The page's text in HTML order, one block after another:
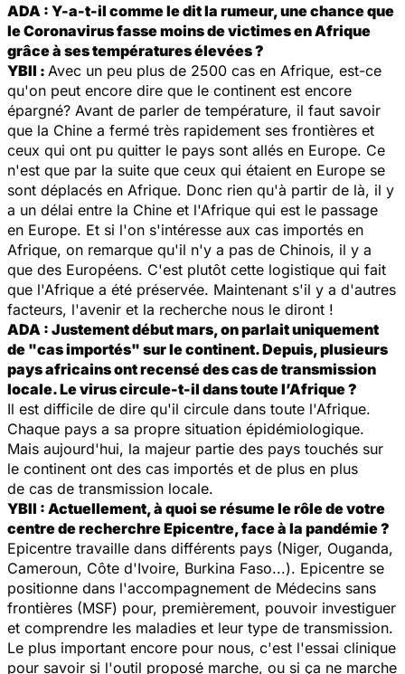
ADA : Y-a-t-il comme le dit la rumeur, une chance que
le Coronavirus fasse moins de victimes en Afrique
grâce à ses températures élevées ?
YBII : Avec un peu plus de 2500 cas en Afrique, est-ce
qu'on peut encore dire que le continent est encore
épargné? Avant de parler de température, il faut savoir
que la Chine a fermé très rapidement ses frontières et
ceux qui ont pu quitter le pays sont allés en Europe. Ce
n'est que par la suite que ceux qui étaient en Europe se
sont déplacés en Afrique. Donc rien qu'à partir de là, il y
a un délai entre la Chine et l'Afrique qui est le passage
en Europe. Et si l'on s'intéresse aux cas importés en
Afrique, on remarque qu'il n'y a pas de Chinois, il y a
que des Européens. C'est plutôt cette logistique qui fait
que l'Afrique a été préservée. Maintenant s'il y a d'autres
facteurs, l'avenir et la recherche nous le diront !
ADA : Justement début mars, on parlait uniquement
de "cas importés" sur le continent. Depuis, plusieurs
pays africains ont recensé des cas de transmission
locale. Le virus circule-t-il dans toute l’Afrique ?
Il est difficile de dire qu'il circule dans toute l'Afrique.
Chaque pays a sa propre situation épidémiologique.
Mais aujourd'hui, la majeur partie des pays touchés sur
le continent ont des cas importés et de plus en plus
de cas de transmission locale.
YBII : Actuellement, à quoi se résume le rôle de votre
centre de recherchre Epicentre, face à la pandémie ?
Epicentre travaille dans différents pays (Niger, Ouganda,
Cameroun, Côte d'Ivoire, Burkina Faso...). Epicentre se
positionne dans l'accompagnement de Médecins sans
frontières (MSF) pour, premièrement, pouvoir investiguer
et comprendre les maladies et leur type de transmission.
Le plus important encore pour nous, c'est l'essai clinique
pour savoir si l'outil proposé marche, ou si ça ne marche